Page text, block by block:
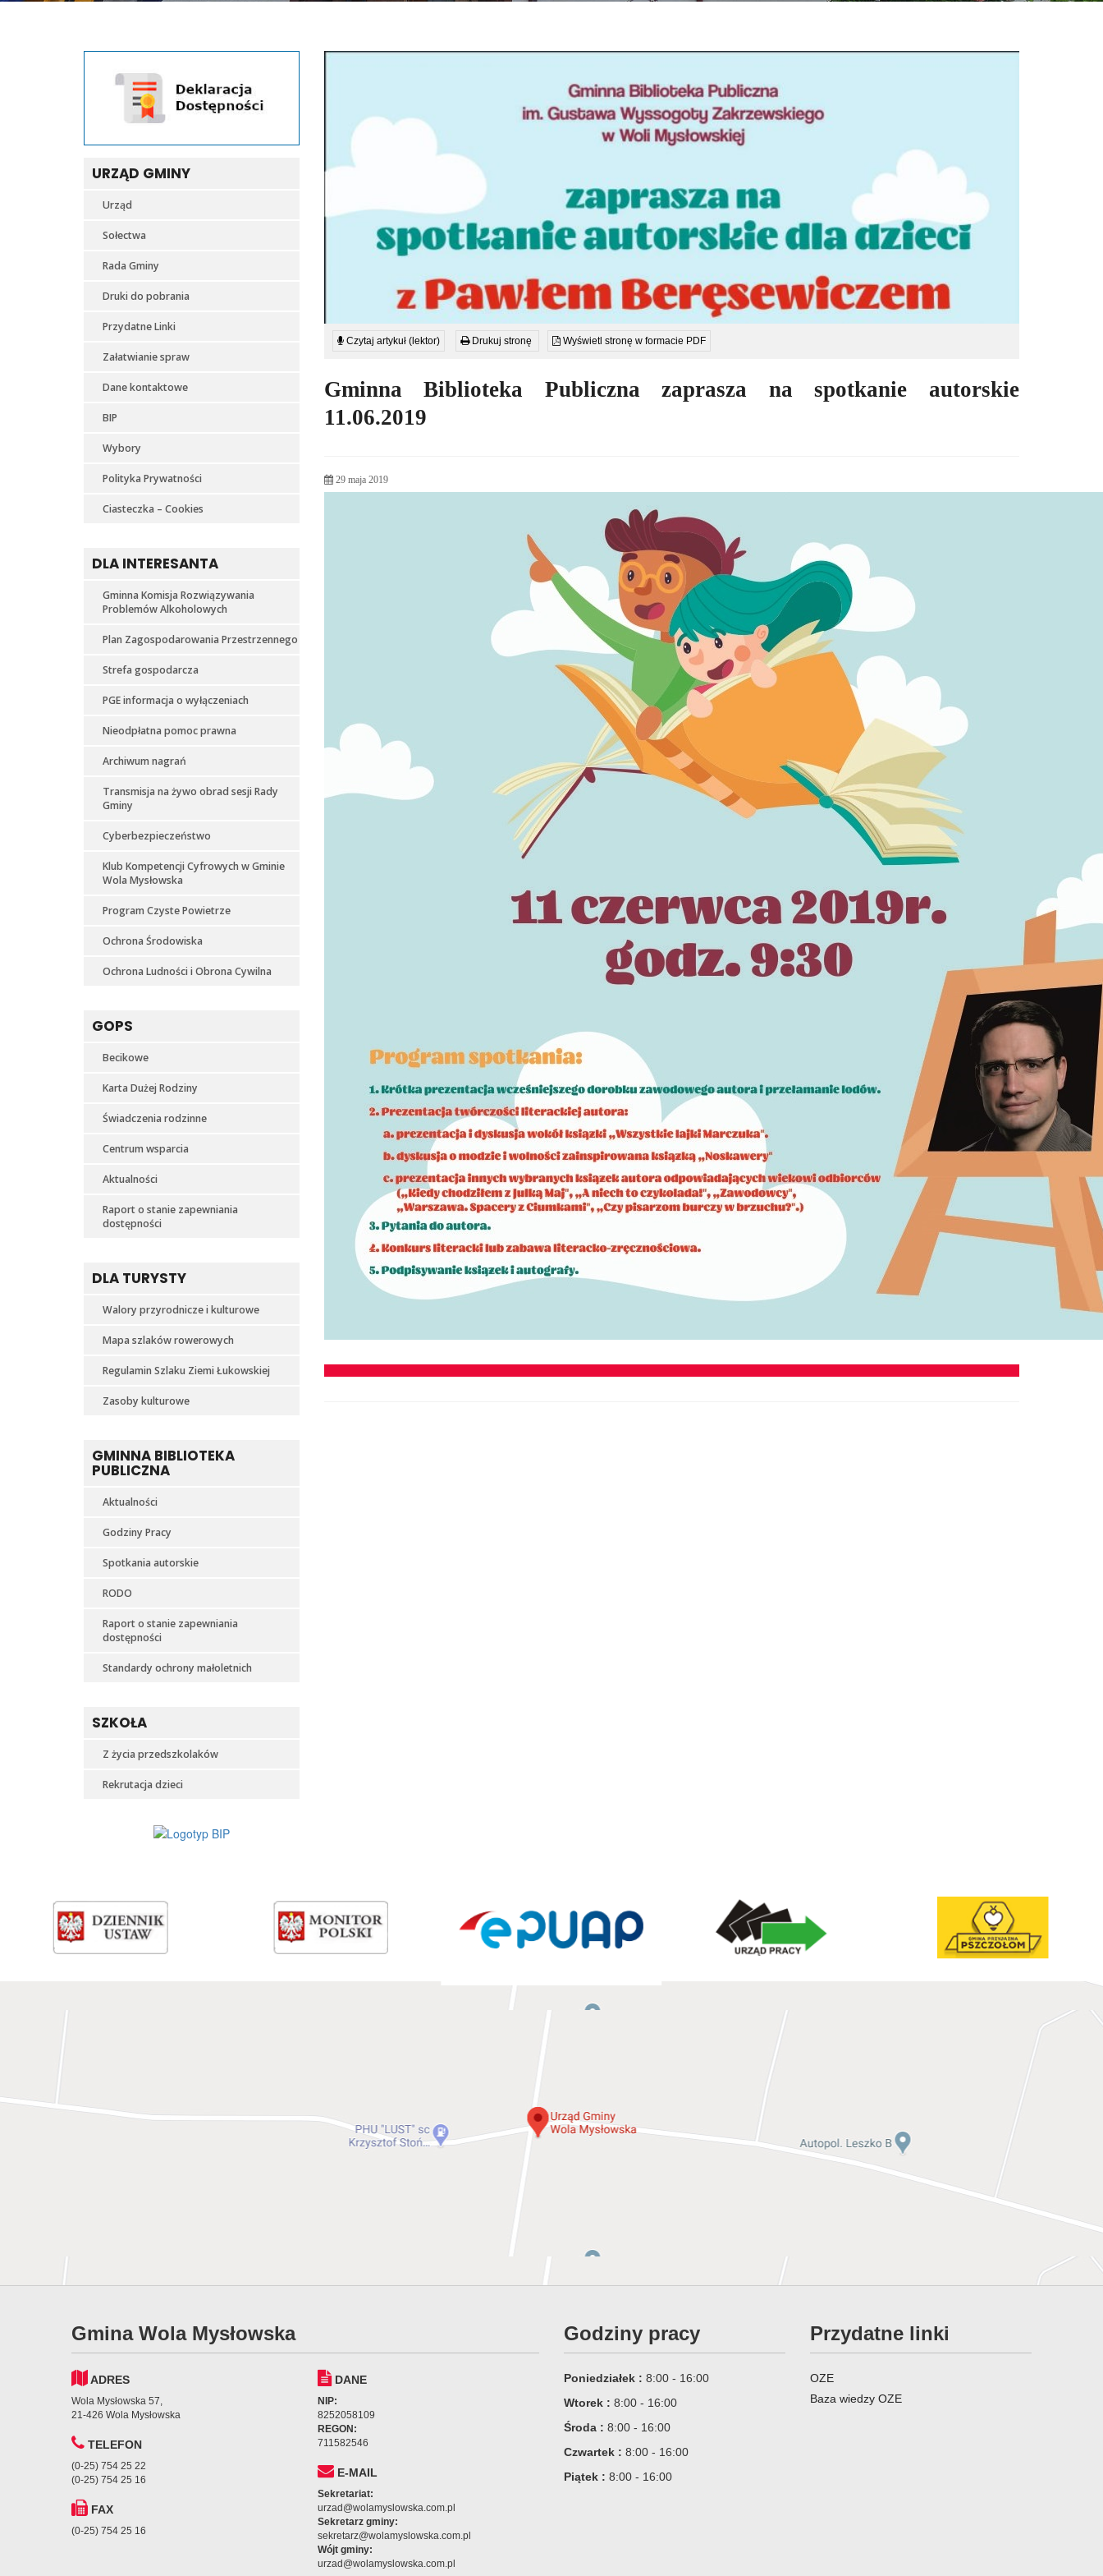
URZĄD GMINY
Urząd
Sołectwa
Rada Gminy
Druki do pobrania
Przydatne Linki
Załatwianie spraw
Dane kontaktowe
BIP
Wybory
Polityka Prywatności
Ciasteczka – Cookies
DLA INTERESANTA
Gminna Komisja Rozwiązywania
Problemów Alkoholowych
Plan Zagospodarowania Przestrzennego
Strefa gospodarcza
PGE informacja o wyłączeniach
Nieodpłatna pomoc prawna
Archiwum nagrań
Transmisja na żywo obrad sesji Rady
Gminy
Cyberbezpieczeństwo
Klub Kompetencji Cyfrowych w Gminie
Wola Mysłowska
Program Czyste Powietrze
Ochrona Środowiska
Ochrona Ludności i Obrona Cywilna
GOPS
Becikowe
Karta Dużej Rodziny
Świadczenia rodzinne
Centrum wsparcia
Aktualności
Raport o stanie zapewniania
dostępności
DLA TURYSTY
Walory przyrodnicze i kulturowe
Mapa szlaków rowerowych
Regulamin Szlaku Ziemi Łukowskiej
Zasoby kulturowe
GMINNA BIBLIOTEKA
PUBLICZNA
Aktualności
Godziny Pracy
Spotkania autorskie
RODO
Raport o stanie zapewniania
dostępności
Standardy ochrony małoletnich
SZKOŁA
Z życia przedszkolaków
Rekrutacja dzieci
Czytaj artykuł (lektor) Drukuj stronę Wyświetl stronę w formacie PDF
Gminna Biblioteka Publiczna zaprasza na spotkanie autorskie
11.06.2019
29 maja 2019
Gmina Wola Mysłowska
ADRES
Wola Mysłowska 57,
21-426 Wola Mysłowska
TELEFON
(0-25) 754 25 22
(0-25) 754 25 16
FAX
(0-25) 754 25 16
DANE
NIP:
8252058109
REGON:
711582546
E-MAIL
Sekretariat:
urzad@wolamyslowska.com.pl
Sekretarz gminy:
sekretarz@wolamyslowska.com.pl
Wójt gminy:
urzad@wolamyslowska.com.pl
Godziny pracy
Poniedziałek : 8:00 - 16:00
Wtorek : 8:00 - 16:00
Środa : 8:00 - 16:00
Czwartek : 8:00 - 16:00
Piątek : 8:00 - 16:00
Przydatne linki
OZE
Baza wiedzy OZE